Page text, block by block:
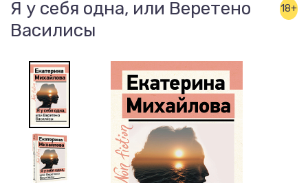
Я у себя одна, или Веретено
Василисы
18+